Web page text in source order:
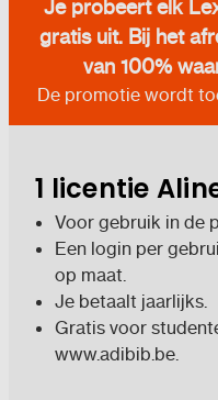
Je probeert elk
gratis uit. Bij het
van 100%
De promotie wordt
1 licentie
Voor gebruik in de
Een login per
op maat.
Je betaalt jaarlijks.
Gratis voor
www.adibib.be.